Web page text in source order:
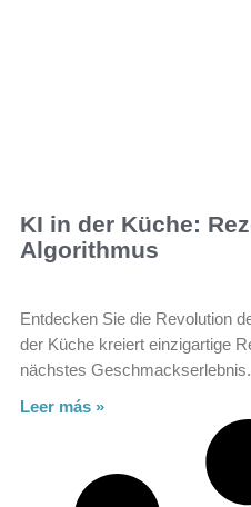
KI in der Küche:
Algorithmus
Entdecken Sie die Revolution
der Küche kreiert einzigartige
nächstes Geschmackserlebnis.
Leer más »